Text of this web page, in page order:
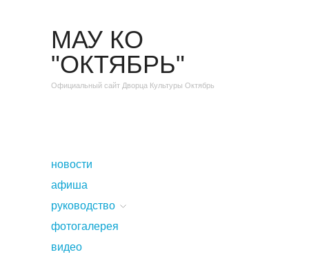
МАУ КО
"ОКТЯБРЬ"
Официальный сайт Дворца Культуры Октябрь
новости
афиша
руководство
фотогалерея
видео